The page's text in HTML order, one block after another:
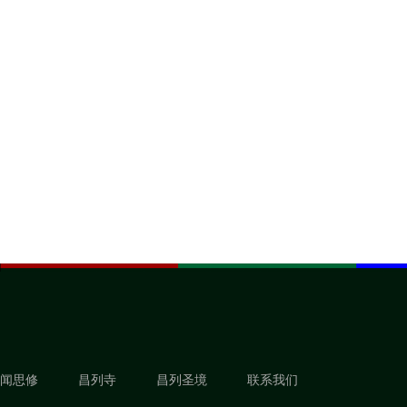
闻思修 昌列寺 昌列圣境 联系我们